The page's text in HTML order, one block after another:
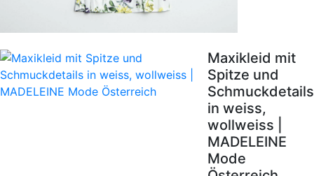
Maxikleid mit
Spitze und
Schmuckdetails
in weiss,
wollweiss |
MADELEINE
Mode